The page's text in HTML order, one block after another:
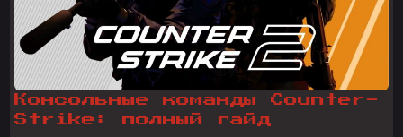
Консольные команды Counter-
Strike: полный гайд